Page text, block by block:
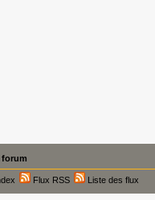
forum
Flux RSS Liste des flux